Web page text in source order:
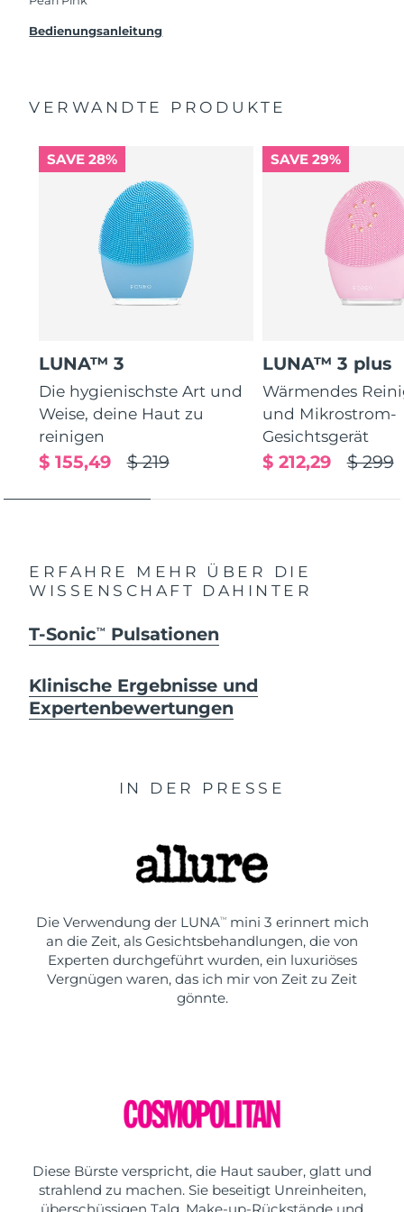
solltest, bekommst du dieses Produkt von
Bedienungsanleitung
VERWANDTE PRODUKTE
SAVE 28%
LUNA™ 3
Die hygienischste Art und
Weise, deine Haut zu
reinigen
$ 219
$ 155,49
SAVE 29%
LUNA™ 3 plus
Wärmendes
und Mikrostrom-
Gesichtsgerät
$ 299
$ 212,29
ERFAHRE MEHR ÜBER DIE
WISSENSCHAFT DAHINTER
T-SonicTM Pulsationen
Klinische Ergebnisse und
Expertenbewertungen
IN DER PRESSE
Die Verwendung der LUNATMmini 3 erinnert mich
an die Zeit, als Gesichtsbehandlungen, die von
Experten durchgeführt wurden, ein luxuriöses
Vergnügen waren, das ich mir von Zeit zu Zeit
gönnte.
Diese Bürste verspricht, die Haut sauber, glatt und
strahlend zu machen. Sie beseitigt Unreinheiten,
überschüssigen Talg, Make-up-Rückstände und